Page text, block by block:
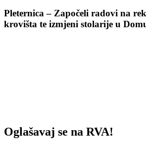
Pleternica – Započeli radovi na
krovišta te izmjeni stolarije u
Oglašavaj se na RVA!